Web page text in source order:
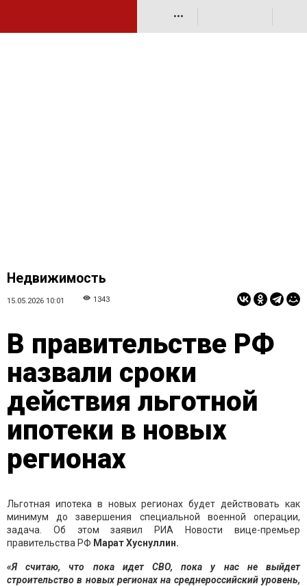
•••
Недвижимость
15.05.2026 10:01 1343
В правительстве РФ
назвали сроки
действия льготной
ипотеки в новых
регионах
Льготная ипотека в новых регионах будет действовать как
минимум до завершения специальной военной операции,
задача. Об этом заявил РИА Новости вице-премьер
правительства РФ Марат Хуснуллин.
«Я считаю, что пока идет СВО, пока у нас не выйдет
строительство в новых регионах на среднероссийский уровень,